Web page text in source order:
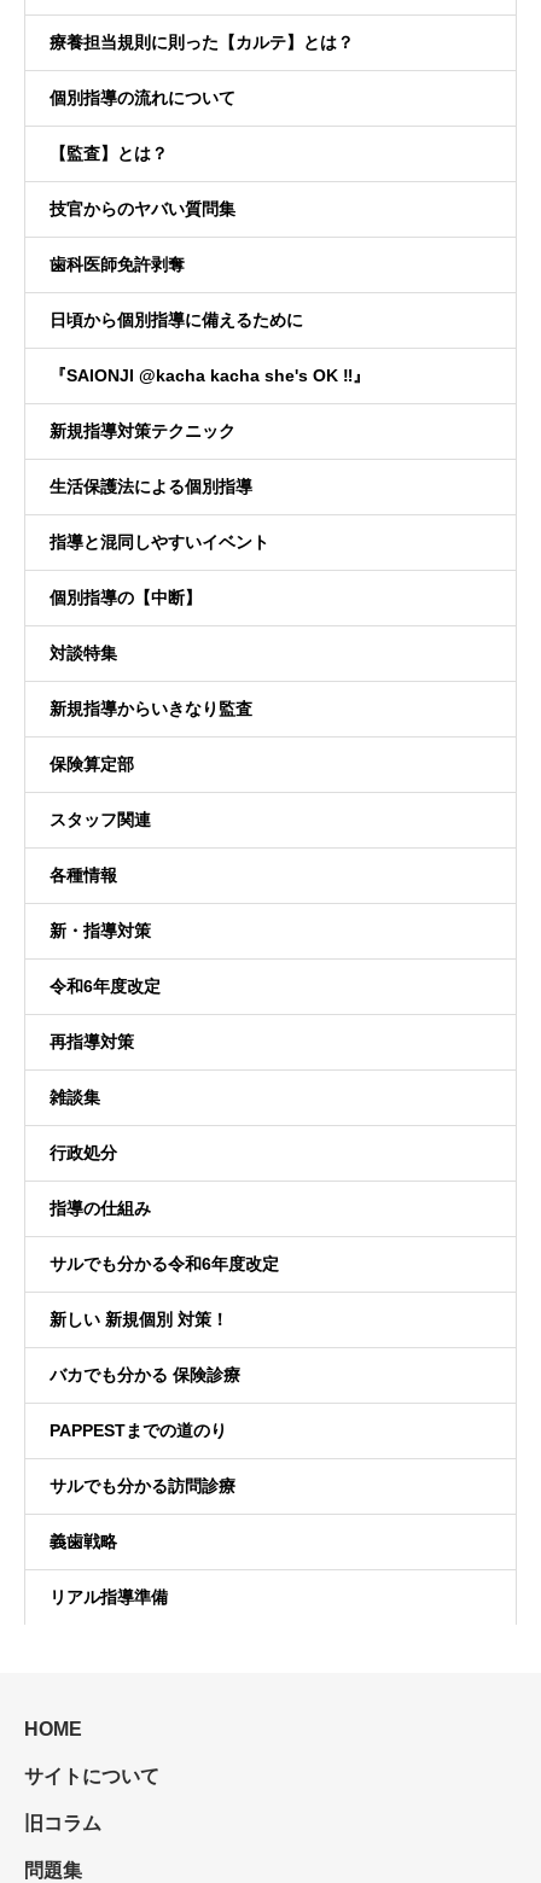
療養担当規則に則った【カルテ】とは？
個別指導の流れについて
【監査】とは？
技官からのヤバい質問集
歯科医師免許剥奪
日頃から個別指導に備えるために
『SAIONJI @kacha kacha she's OK ‼️』
新規指導対策テクニック
生活保護法による個別指導
指導と混同しやすいイベント
個別指導の【中断】
対談特集
新規指導からいきなり監査
保険算定部
スタッフ関連
各種情報
新・指導対策
令和6年度改定
再指導対策
雑談集
行政処分
指導の仕組み
サルでも分かる令和6年度改定
新しい 新規個別 対策！
バカでも分かる 保険診療
PAPPESTまでの道のり
サルでも分かる訪問診療
義歯戦略
リアル指導準備
HOME
サイトについて
旧コラム
問題集